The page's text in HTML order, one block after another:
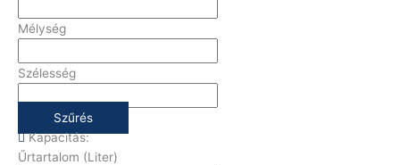
Mélység
Szélesség
Szűrés
Kapacitás:
Űrtartalom (Liter)